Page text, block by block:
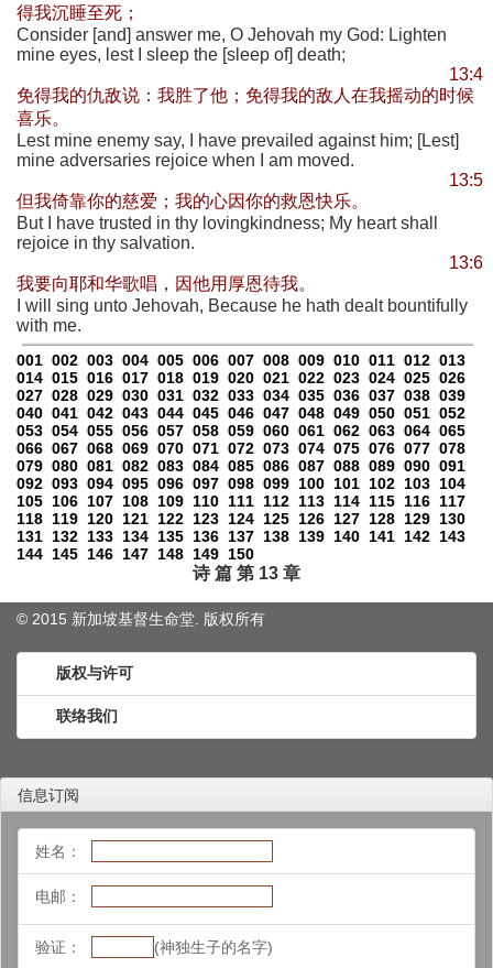
得我沉睡至死；
Consider [and] answer me, O Jehovah my God: Lighten
mine eyes, lest I sleep the [sleep of] death;
13:4
免得我的仇敌说：我胜了他；免得我的敌人在我摇动的时候
喜乐。
Lest mine enemy say, I have prevailed against him; [Lest]
mine adversaries rejoice when I am moved.
13:5
但我倚靠你的慈爱；我的心因你的救恩快乐。
But I have trusted in thy lovingkindness; My heart shall
rejoice in thy salvation.
13:6
我要向耶和华歌唱，因他用厚恩待我。
I will sing unto Jehovah, Because he hath dealt bountifully
with me.
001 002 003 004 005 006 007 008 009 010 011 012 013
014 015 016 017 018 019 020 021 022 023 024 025 026
027 028 029 030 031 032 033 034 035 036 037 038 039
040 041 042 043 044 045 046 047 048 049 050 051 052
053 054 055 056 057 058 059 060 061 062 063 064 065
066 067 068 069 070 071 072 073 074 075 076 077 078
079 080 081 082 083 084 085 086 087 088 089 090 091
092 093 094 095 096 097 098 099 100 101 102 103 104
105 106 107 108 109 110 111 112 113 114 115 116 117
118 119 120 121 122 123 124 125 126 127 128 129 130
131 132 133 134 135 136 137 138 139 140 141 142 143
144 145 146 147 148 149 150
诗 篇 第 13 章
© 2015 新加坡基督生命堂. 版权所有
版权与许可
联络我们
信息订阅
姓名：
电邮：
验证： (神独生子的名字)